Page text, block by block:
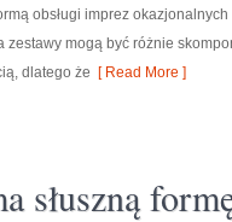
obsługi imprez
mogą być różnie
dlatego że [ Read More ]
słuszną